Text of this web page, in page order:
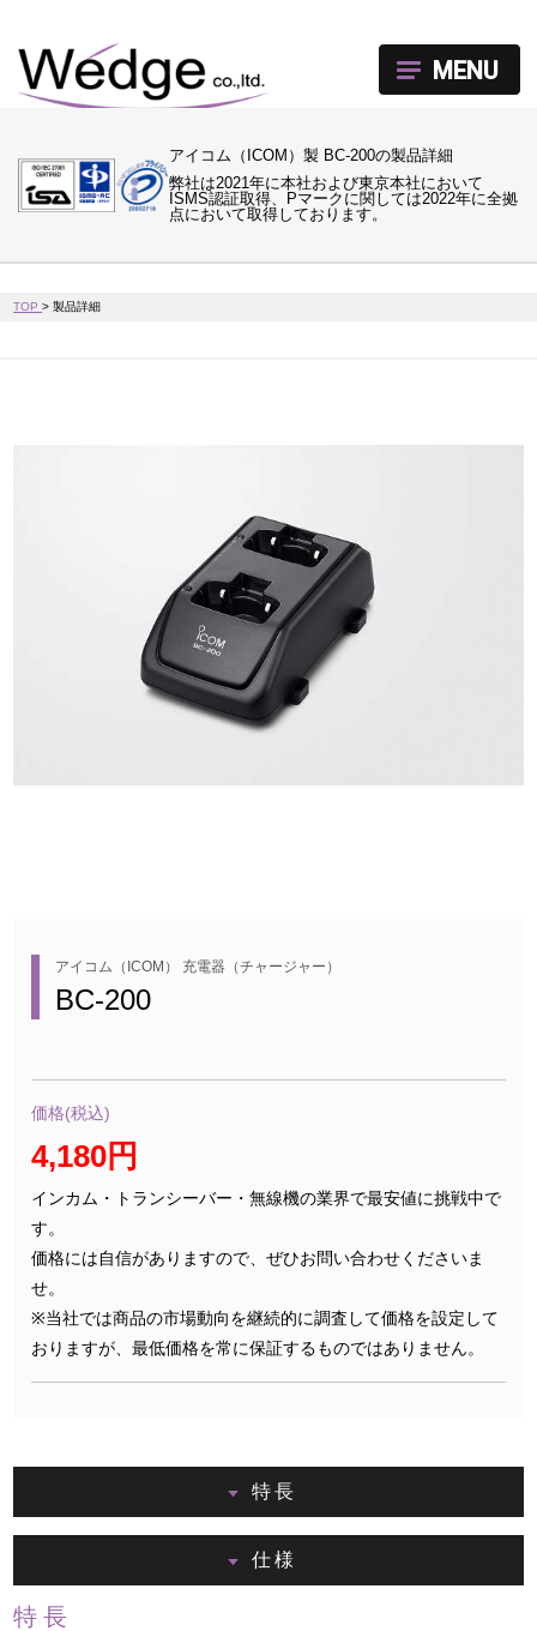
アイコム（ICOM）製 BC-200の製品詳細
弊社は2021年に本社および東京本社において
ISMS認証取得、Pマークに関しては2022年に全拠
点において取得しております。
MENU
TOP>製品詳細
アイコム（ICOM） 充電器（チャージャー）
BC-200
価格(税込)
4,180円
インカム・トランシーバー・無線機の業界で最安値に挑戦中で
す。
価格には自信がありますので、ぜひお問い合わせくださいま
せ。
※当社では商品の市場動向を継続的に調査して価格を設定して
おりますが、最低価格を常に保証するものではありません。
特長
仕様
特長